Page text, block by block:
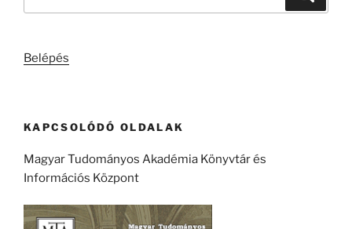
Belépés
KAPCSOLÓDÓ OLDALAK
Magyar Tudományos Akadémia Könyvtár és
Információs Központ